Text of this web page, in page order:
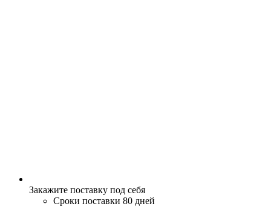
Закажите поставку под себя
Сроки поставки 80 дней